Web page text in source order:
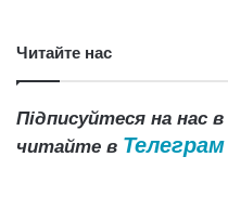
Читайте нас
Підписуйтеся на нас в
читайте в Телеграм